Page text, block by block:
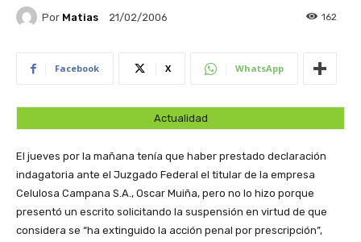
Por Matias 21/02/2006 162
Facebook X WhatsApp
Actualidad
El jueves por la mañana tenía que haber prestado declaración
indagatoria ante el Juzgado Federal el titular de la empresa
Celulosa Campana S.A., Oscar Muiña, pero no lo hizo porque
presentó un escrito solicitando la suspensión en virtud de que
considera se “ha extinguido la acción penal por prescripción”,